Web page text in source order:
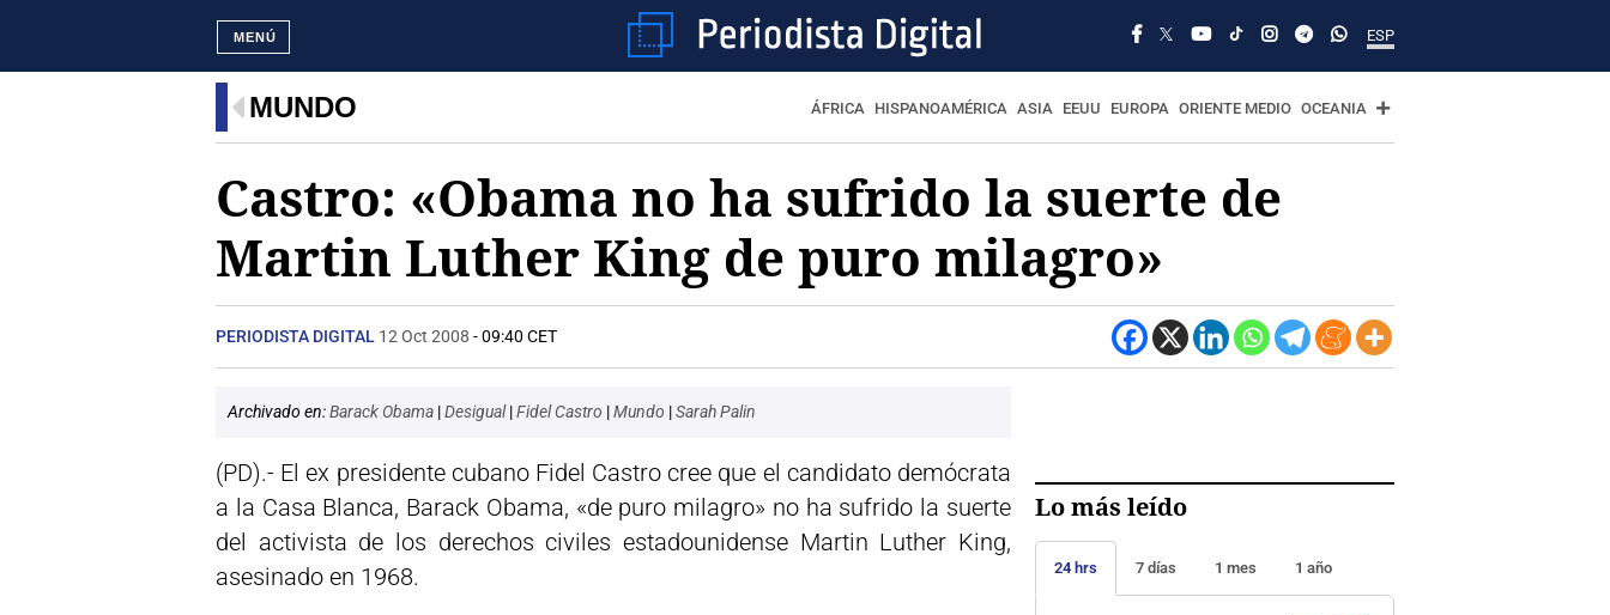
ESP
MENÚ
MUNDO ÁFRICA HISPANOAMÉRICA ASIA EEUU EUROPA ORIENTE MEDIO OCEANIA
Castro: «Obama no ha sufrido la suerte de
Martin Luther King de puro milagro»
PERIODISTA DIGITAL 12 Oct 2008 - 09:40 CET
Archivado en:Barack Obama |Desigual|Fidel Castro |Mundo |Sarah Palin
(PD).- El ex presidente cubano Fidel Castro cree que el candidato demócrata
a la Casa Blanca, Barack Obama, «de puro milagro» no ha sufrido la suerte
del activista de los derechos civiles estadounidense Martin Luther King,
asesinado en 1968.
Lo más leído
24 hrs 7 días 1 mes 1 año